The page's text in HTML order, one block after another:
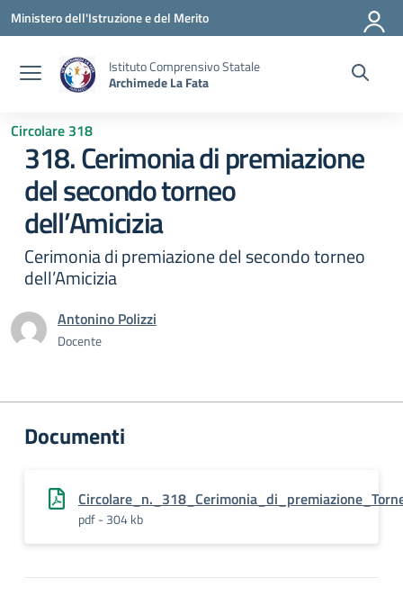
Vai ai contenuti
Vai al menu di navigazione
Vai al footer
Ministero dell'Istruzione e del Merito
Istituto Comprensivo Statale
Archimede La Fata
Circolare 318
318. Cerimonia di premiazione
del secondo torneo
dell’Amicizia
Cerimonia di premiazione del secondo torneo
dell’Amicizia
Antonino Polizzi
Docente
Documenti
pdf - 304 kb